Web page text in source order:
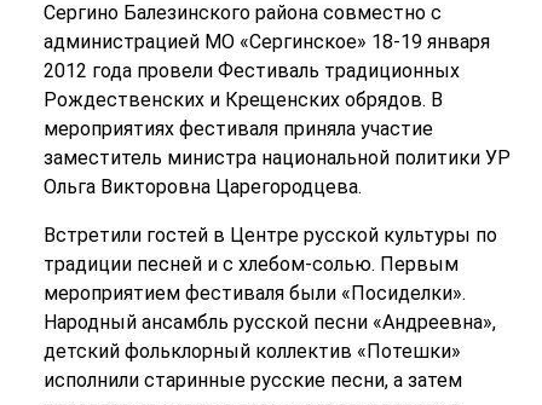
Сергино Балезинского района совместно с
администрацией МО «Сергинское» 18-19 января
2012 года провели Фестиваль традиционных
Рождественских и Крещенских обрядов. В
мероприятиях фестиваля приняла участие
заместитель министра национальной политики УР
Ольга Викторовна Царегородцева.
Встретили гостей в Центре русской культуры по
традиции песней и с хлебом-солью. Первым
мероприятием фестиваля были «Посиделки».
Народный ансамбль русской песни «Андреевна»,
детский фольклорный коллектив «Потешки»
исполнили старинные русские песни, а затем